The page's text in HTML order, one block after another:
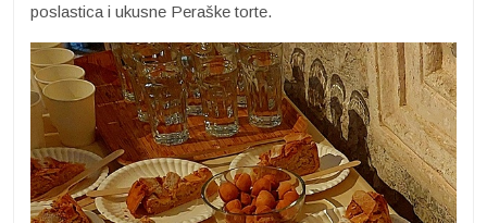
poslastica i ukusne Peraške torte.